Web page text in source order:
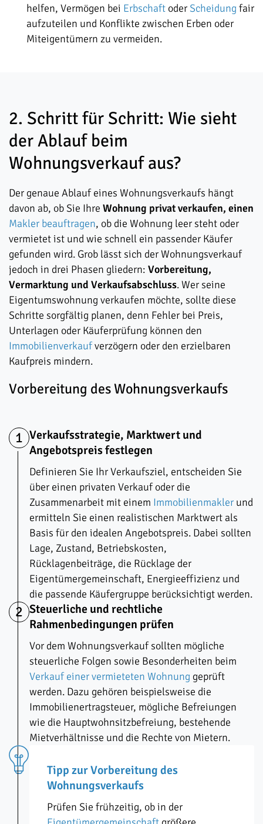
helfen, Vermögen bei Erbschaft oderScheidungfair
aufzuteilen und Konflikte zwischen Erben oder
Miteigentümern zu vermeiden.
2. Schritt für Schritt: Wie sieht
der Ablauf beim
Wohnungsverkauf aus?
Der genaue Ablauf eines Wohnungsverkaufs hängt
davon ab, ob Sie Ihre Wohnung privat verkaufen, einen
Makler beauftragen, ob die Wohnung leer steht oder
vermietet ist und wie schnell ein passender Käufer
gefunden wird. Grob lässt sich der Wohnungsverkauf
jedoch in drei Phasen gliedern: Vorbereitung,
Vermarktung und Verkaufsabschluss. Wer seine
Eigentumswohnung verkaufen möchte, sollte diese
Schritte sorgfältig planen, denn Fehler bei Preis,
Unterlagen oder Käuferprüfung können den
Immobilienverkaufverzögern oder den erzielbaren
Kaufpreis mindern.
Vorbereitung des Wohnungsverkaufs
1 Verkaufsstrategie, Marktwert und
Angebotspreis festlegen
Definieren Sie Ihr Verkaufsziel, entscheiden Sie
über einen privaten Verkauf oder die
Zusammenarbeit mit einem Immobilienmakler und
ermitteln Sie einen realistischen Marktwert als
Basis für den idealen Angebotspreis. Dabei sollten
Lage, Zustand, Betriebskosten,
Rücklagenbeiträge, die Rücklage der
Eigentümergemeinschaft, Energieeffizienz und
die passende Käufergruppe berücksichtigt werden.
2 Steuerliche und rechtliche
Rahmenbedingungen prüfen
Vor dem Wohnungsverkauf sollten mögliche
steuerliche Folgen sowie Besonderheiten beim
Verkauf einer vermieteten Wohnung geprüft
werden. Dazu gehören beispielsweise die
Immobilienertragsteuer, mögliche Befreiungen
wie die Hauptwohnsitzbefreiung, bestehende
Mietverhältnisse und die Rechte von Mietern.
Tipp zur Vorbereitung des
Wohnungsverkaufs
Prüfen Sie frühzeitig, ob in der